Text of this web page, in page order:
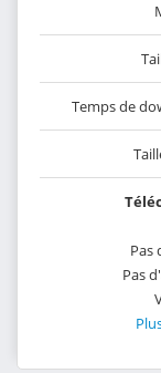
Temps de
Pas
Pas